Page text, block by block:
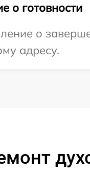
о готовности
о
адресу.